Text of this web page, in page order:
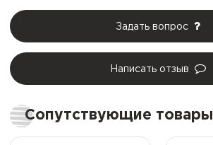
Задать вопрос
Написать отзыв
Сопутствующие товары